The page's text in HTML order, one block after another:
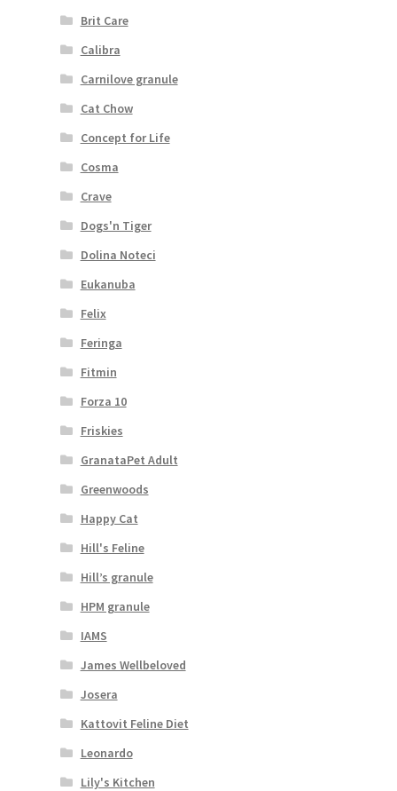
Brit Care
Calibra
Carnilove granule
Cat Chow
Concept for Life
Cosma
Crave
Dogs'n Tiger
Dolina Noteci
Eukanuba
Felix
Feringa
Fitmin
Forza 10
Friskies
GranataPet Adult
Greenwoods
Happy Cat
Hill's Feline
Hill’s granule
HPM granule
IAMS
James Wellbeloved
Josera
Kattovit Feline Diet
Leonardo
Lily's Kitchen